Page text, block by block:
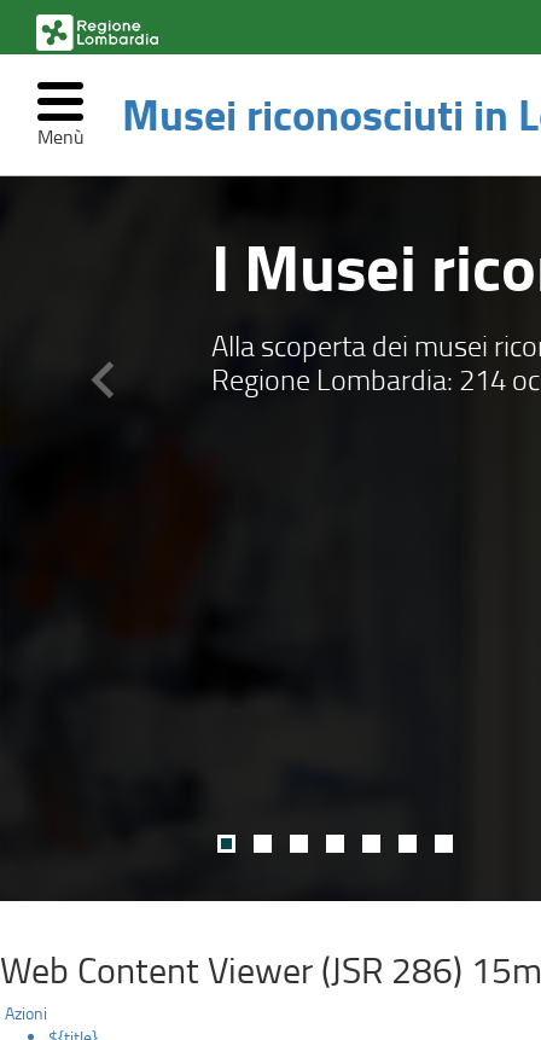
esterno,
in
nuova
Menù Musei riconosciuti in
chevron_left
I Musei
Alla scoperta dei musei
Regione Lombardia: 214
Web Content Viewer (JSR 286)
Azioni